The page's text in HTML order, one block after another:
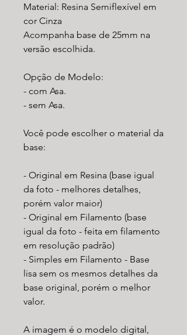
Material: Resina Semiflexível em
cor Cinza
Acompanha base de 25mm na
versão escolhida.
Opção de Modelo:
- com Asa.
- sem Asa.
Você pode escolher o material da
base:
- Original em Resina (base igual
da foto - melhores detalhes,
porém valor maior)
- Original em Filamento (base
igual da foto - feita em filamento
em resolução padrão)
- Simples em Filamento - Base
lisa sem os mesmos detalhes da
base original, porém o melhor
valor.
A imagem é o modelo digital,